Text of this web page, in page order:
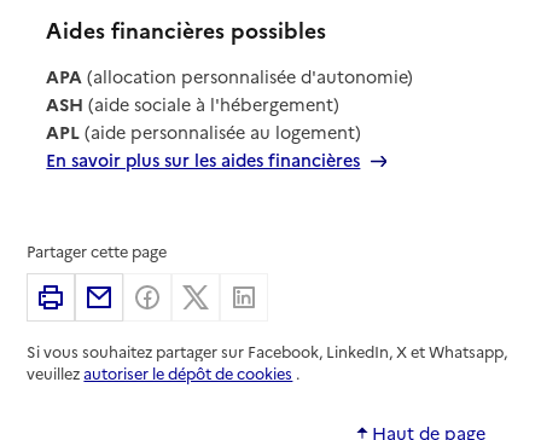
Aides financières possibles
APA (allocation personnalisée d'autonomie)
ASH (aide sociale à l'hébergement)
APL (aide personnalisée au logement)
En savoir plus sur les aides financières
Partager cette page
ImprimerPartager par email
Partager sur Facebook
Partager sur X
Si vous souhaitez partager sur Facebook, LinkedIn, X et Whatsapp,
veuillezautoriser le dépôt de cookies .
Haut de page